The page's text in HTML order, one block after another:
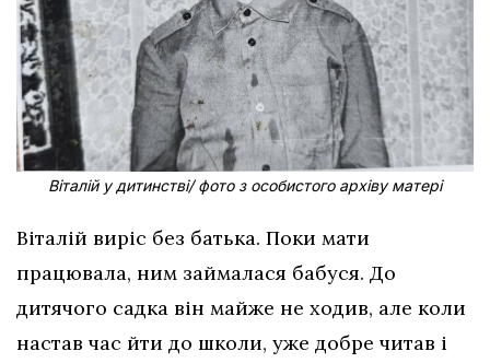
Віталій у дитинстві/ фото з особистого архіву матері
Віталій виріс без батька. Поки мати
працювала, ним займалася бабуся. До
дитячого садка він майже не ходив, але коли
настав час йти до школи, уже добре читав і